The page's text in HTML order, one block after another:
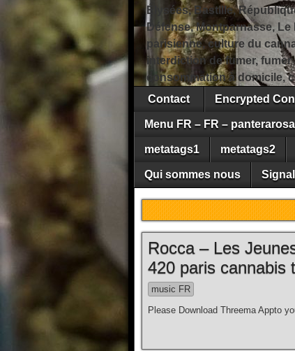
Élysées, Bastille,
Défense, Montparnasse,
parisienne, culture du
interdiction de fumer,
consommation à domicile,
Contact
Encrypted
Menu FR – FR –
metatags1 metatags2
Qui sommes nous
Rocca – Les
420 paris cannabis
music FR
Please Download Threema Appto